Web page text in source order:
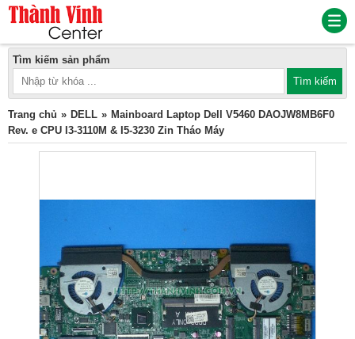
Tìm kiếm sản phẩm
Trang chủ DELL
Mainboard Laptop Dell V5460 DAOJW8MB6F0
Rev. e CPU I3-3110M & I5-3230 Zin Tháo Máy